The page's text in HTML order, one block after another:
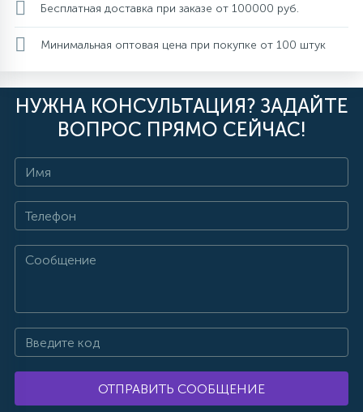
Бесплатная доставка при заказе от 100000 руб.
Минимальная оптовая цена при покупке от 100 штук
НУЖНА КОНСУЛЬТАЦИЯ? ЗАДАЙТЕ
ВОПРОС ПРЯМО СЕЙЧАС!
ОТПРАВИТЬ СООБЩЕНИЕ